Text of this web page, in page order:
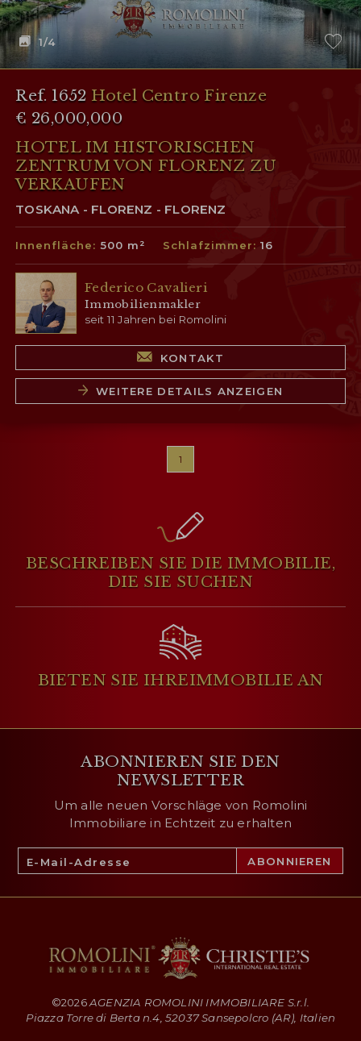
1/4
Ref. 1652 Hotel Centro Firenze
€ 26,000,000
HOTEL IM HISTORISCHEN
ZENTRUM VON FLORENZ ZU
VERKAUFEN
TOSKANA - FLORENZ - FLORENZ
Innenfläche:500 m² Schlafzimmer:16
Federico Cavalieri
Immobilienmakler
seit 11 Jahren bei Romolini
KONTAKT
WEITERE DETAILS ANZEIGEN
1
BESCHREIBEN SIE DIE IMMOBILIE,
DIE SIE SUCHEN
BIETEN SIE IHREIMMOBILIE AN
ABONNIEREN SIE DEN
NEWSLETTER
Um alle neuen Vorschläge von Romolini
Immobiliare in Echtzeit zu erhalten
©2026AGENZIA ROMOLINI IMMOBILIARE S.r.l.
Piazza Torre di Berta n.4, 52037 Sansepolcro (AR), Italien